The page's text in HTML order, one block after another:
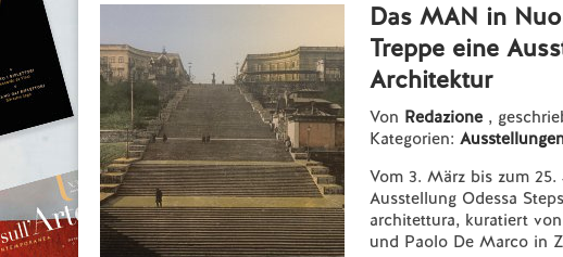
Das MAN in
Treppe eine
Architektur
Von Redazione ,
Kategorien:
Vom 3. März bis zum
Ausstellung Odessa
architettura, kuratiert
und Paolo De Marco in